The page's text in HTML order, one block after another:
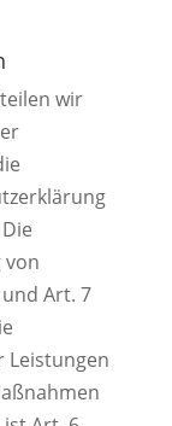
wir
von
Art. 7
Leistungen